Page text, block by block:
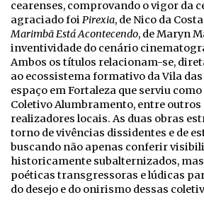
cearenses, comprovando o vigor da
agraciado foiPirexia, de Nico da
Marimbã Está Acontecendo, de Maryn
inventividade do cenário
Ambos os títulos relacionam-se,
ao ecossistema formativo da Vila
espaço em Fortaleza que serviu
Coletivo Alumbramento, entre
realizadores locais. As duas obras
torno de vivências dissidentes e de
buscando não apenas conferir
historicamente subalternizados,
poéticas transgressoras e lúdicas
do desejo e do onirismo dessas